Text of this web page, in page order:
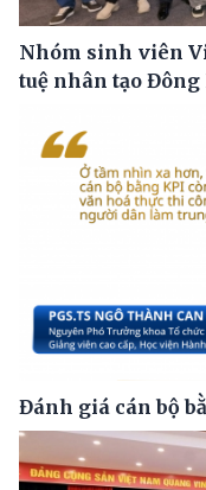
Nhóm sinh viên
tuệ nhân tạo Đông
Đánh giá cán bộ